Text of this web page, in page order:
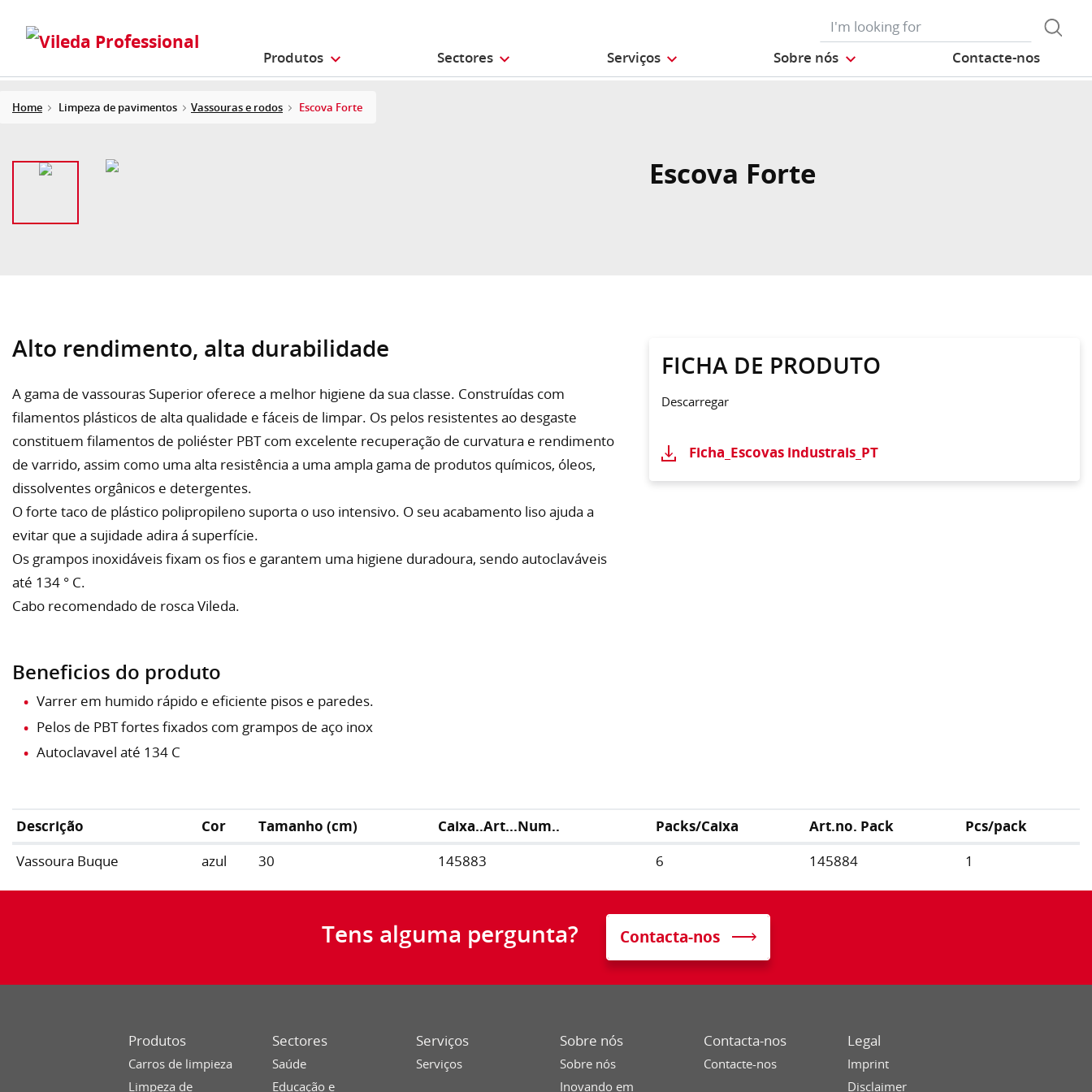
Produtos Sectores Serviços Sobre nós Contacte-nos
Home Limpeza de pavimentos Vassouras e rodos Escova Forte
Escova Forte
Alto rendimento, alta durabilidade
A gama de vassouras Superior oferece a melhor higiene da sua classe. Construídas com
filamentos plásticos de alta qualidade e fáceis de limpar. Os pelos resistentes ao desgaste
constituem filamentos de poliéster PBT com excelente recuperação de curvatura e rendimento
de varrido, assim como uma alta resistência a uma ampla gama de produtos químicos, óleos,
dissolventes orgânicos e detergentes.
O forte taco de plástico polipropileno suporta o uso intensivo. O seu acabamento liso ajuda a
evitar que a sujidade adira á superfície.
Os grampos inoxidáveis fixam os fios e garantem uma higiene duradoura, sendo autoclaváveis
até 134 ° C.
Cabo recomendado de rosca Vileda.
Beneficios do produto
Varrer em humido rápido e eficiente pisos e paredes.
Pelos de PBT fortes fixados com grampos de aço inox
Autoclavavel até 134 C
FICHA DE PRODUTO
Descarregar
Ficha_Escovas industrais_PT
Descrição Cor Tamanho (cm) Caixa..Art...Num.. Packs/Caixa Art.no. Pack
Pcs/pack
Vassoura Buque
azul 30 145883 6 145884 1
Tens alguma pergunta? Contacta-nos
Produtos
Carros de limpieza
Limpeza de
Sectores
Saúde
Educação e
Serviços
Serviços
Sobre nós
Sobre nós
Inovando em
Contacta-nos
Contacte-nos
Legal
Imprint
Disclaimer